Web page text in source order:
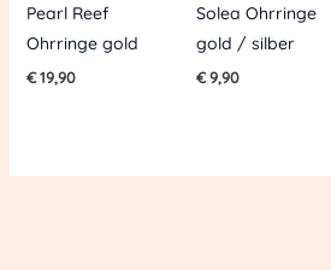
Pearl Reef
Ohrringe gold
€19,90
Solea Ohrringe
gold / silber
€9,90